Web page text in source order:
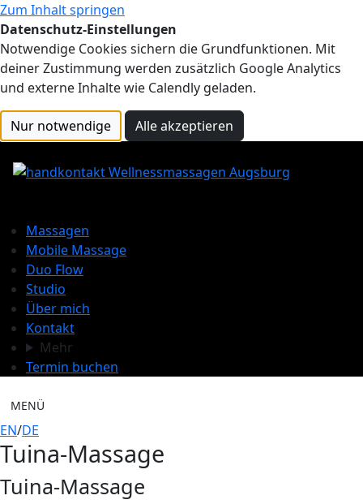
Zum Inhalt springen
Datenschutz-Einstellungen
Notwendige Cookies sichern die Grundfunktionen. Mit
deiner Zustimmung werden zusätzlich Google Analytics
und externe Inhalte wie Calendly geladen.
Nur notwendige Alle akzeptieren
Massagen
Mobile Massage
Duo Flow
Studio
Über mich
Kontakt
Mehr
Termin buchen
MENÜ
EN/DE
Tuina-Massage
Tuina-Massage